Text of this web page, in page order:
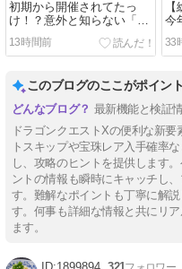
初期から開催されてたっ
け！？意外と知らない「最
強パラメータ調査」の歴史
を徹底解説！！
13時間前
今
ア
33
このブログのここがポイント
最新機能と検証
ドラゴンクエストXの便利な新
トスキップや宝珠レア入手確率
し、攻略のヒントを提供します
ントの情報も瞬時にキャッチし
す。難解なポイントも丁寧に解
す。何事も詳細な情報と共にリ
ます。